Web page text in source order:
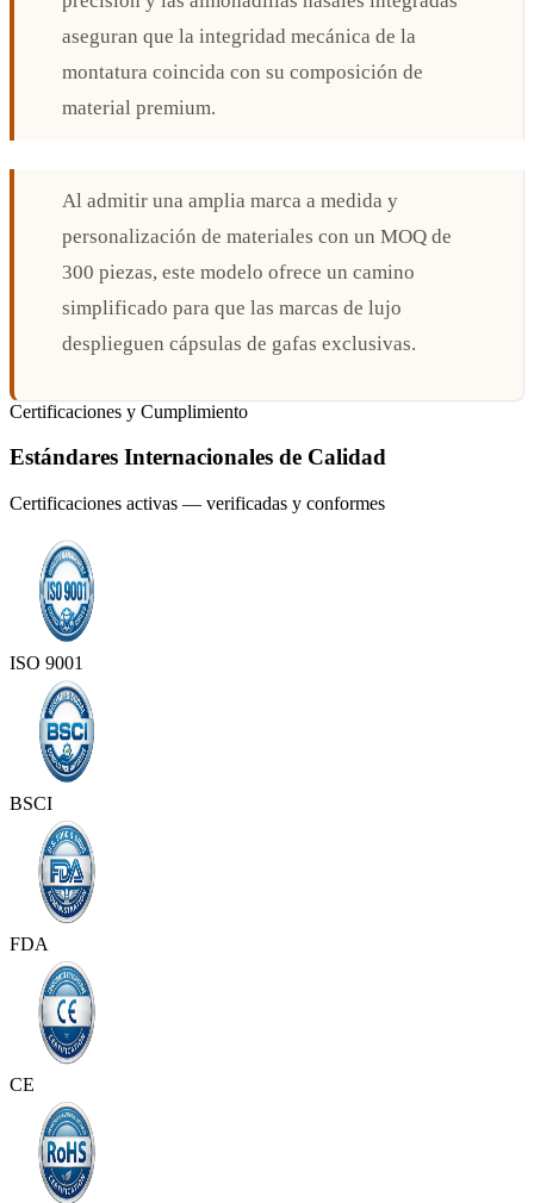
aseguran que la integridad mecánica de la
montatura coincida con su composición de
material premium.
Al admitir una amplia marca a medida y
personalización de materiales con un MOQ de
300 piezas, este modelo ofrece un camino
simplificado para que las marcas de lujo
desplieguen cápsulas de gafas exclusivas.
Certificaciones y Cumplimiento
Estándares Internacionales de Calidad
Certificaciones activas — verificadas y conformes
ISO 9001
BSCI
FDA
CE